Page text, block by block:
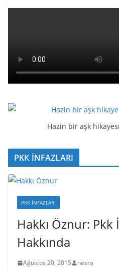
Hazin bir aşk hikayesi
PKK İNFAZLARI
PKK İNFAZLARI
Hakkı Öznur: Pkk
Hakkında
Ağustos 20, 2015 nesra